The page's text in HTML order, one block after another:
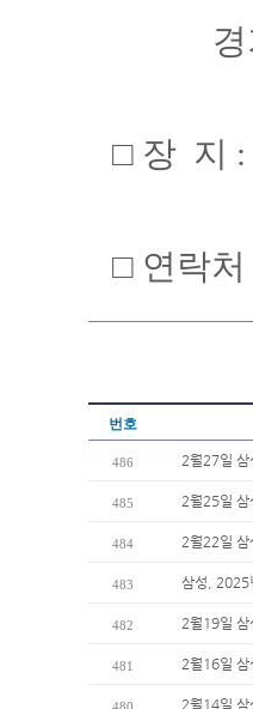
경기
□ 장 지 :
□ 연락처
번호
486 2월27일 삼
485 2월25일 삼
484 2월22일 삼
483 삼성, 2025
482 2월19일 삼
481 2월16일 삼
2월14일 삼